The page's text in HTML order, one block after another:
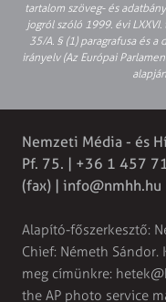
tartalom szöveg- és
jogról szóló 1999. évi
35/A. § (1) paragrafusa és
irányelv (Az Európai
Nemzeti Média - és
Pf. 75. | +36 1 457
(fax) | info@nmhh.hu
Alapító-főszerkesztő:
Chief: Németh
meg címünkre:
the AP photo service